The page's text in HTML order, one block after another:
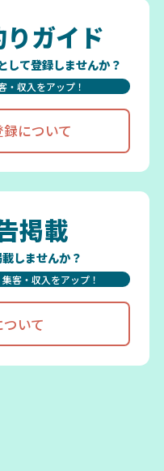
ガイド
して登録しませんか？
・収入をアップ！
について
掲載
しませんか？
客・収入をアップ！
いて